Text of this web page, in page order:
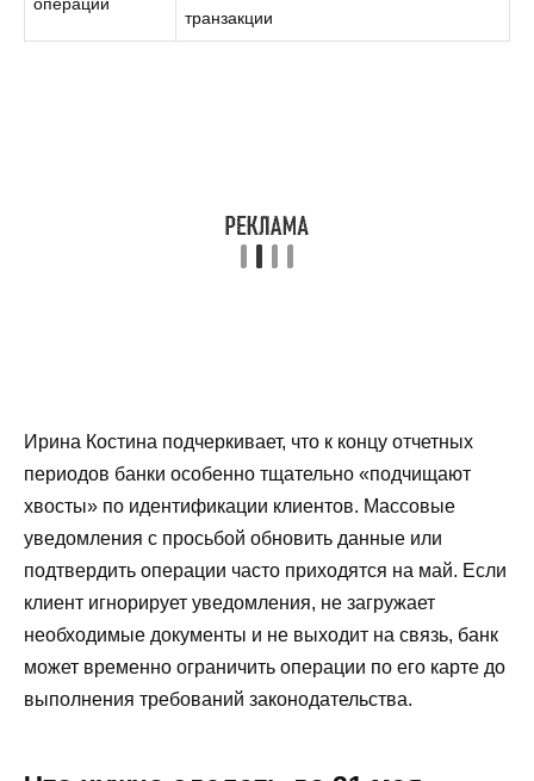
операции
транзакции
Ирина Костина подчеркивает, что к концу отчетных
периодов банки особенно тщательно «подчищают
хвосты» по идентификации клиентов. Массовые
уведомления с просьбой обновить данные или
подтвердить операции часто приходятся на май. Если
клиент игнорирует уведомления, не загружает
необходимые документы и не выходит на связь, банк
может временно ограничить операции по его карте до
выполнения требований законодательства.